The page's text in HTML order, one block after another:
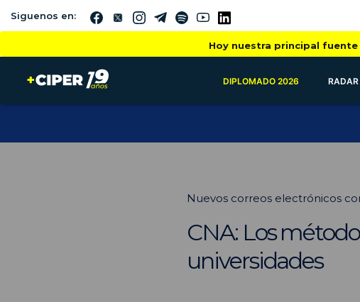
Siguenos en:
Hoy nuestra principal
DIPLOMADO 2026 RADAR
Nuevos correos electrónicos
CNA: Los
universidades